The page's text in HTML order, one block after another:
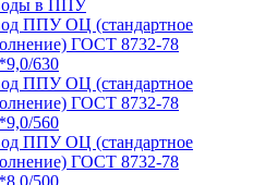
в ППУ
ППУ ОЦ (стандартное
ГОСТ 8732-78
630
ППУ ОЦ (стандартное
ГОСТ 8732-78
560
ППУ ОЦ (стандартное
ГОСТ 8732-78
500